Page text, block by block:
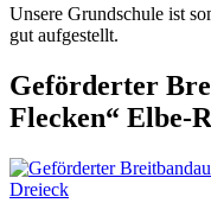
Unsere Grundschule ist
gut aufgestellt.
Geförderter
Flecken“ Elbe-